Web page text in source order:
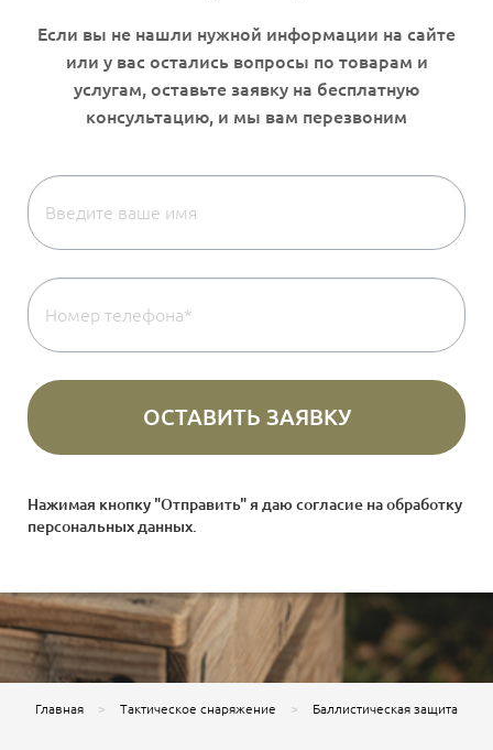
Нажимая кнопку "Отправить" я даю согласие наобработку
персональных данных
Главная Тактическое снаряжение Баллистическая защита